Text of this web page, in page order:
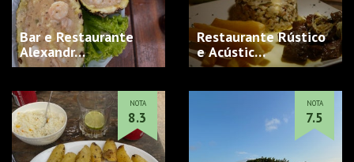
Bar e Restaurante
Alexandr…
Restaurante Rústico
e Acústic…
NOTA
8.3
NOTA
7.5